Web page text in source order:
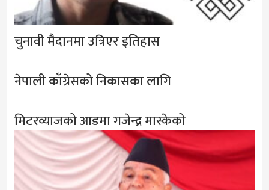
चुनावी मैदानमा उत्रिएर इतिहास
नेपाली काँग्रेसको निकासका लागि
मिटरव्याजको आडमा गजेन्द्र मास्केको